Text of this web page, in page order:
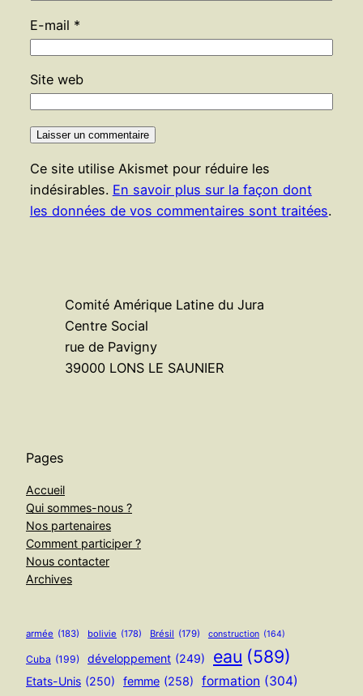
E-mail *
Site web
Ce site utilise Akismet pour réduire les
indésirables. En savoir plus sur la façon dont
les données de vos commentaires sont traitées.
Comité Amérique Latine du Jura
Centre Social
rue de Pavigny
39000 LONS LE SAUNIER
Pages
Accueil
Qui sommes-nous ?
Nos partenaires
Comment participer ?
Nous contacter
Archives
armée (183) bolivie (178) Brésil (179) construction (164)
Cuba (199) développement (249) eau (589)
Etats-Unis (250) femme (258) formation (304)